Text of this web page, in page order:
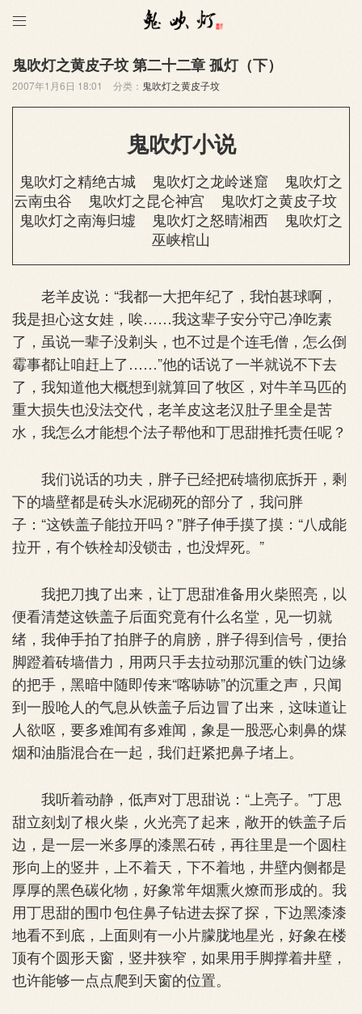

鬼吹灯之黄皮子坟 第二十二章 孤灯（下）
2007年1月6日 18:01 分类： 鬼吹灯之黄皮子坟
鬼吹灯小说
鬼吹灯之精绝古城 鬼吹灯之龙岭迷窟
鬼吹灯之
云南虫谷
鬼吹灯之昆仑神宫
鬼吹灯之黄皮子坟
鬼吹灯之南海归墟
鬼吹灯之怒晴湘西
鬼吹灯之
巫峡棺山
老羊皮说：“我都一大把年纪了，我怕甚球啊，
我是担心这女娃，唉……我这辈子安分守己净吃素
了，虽说一辈子没剃头，也不过是个连毛僧，怎么倒
霉事都让咱赶上了……”他的话说了一半就说不下去
了，我知道他大概想到就算回了牧区，对牛羊马匹的
重大损失也没法交代，老羊皮这老汉肚子里全是苦
水，我怎么才能想个法子帮他和丁思甜推托责任呢？
我们说话的功夫，胖子已经把砖墙彻底拆开，剩
下的墙壁都是砖头水泥砌死的部分了，我问胖
子：“这铁盖子能拉开吗？”胖子伸手摸了摸：“八成能
拉开，有个铁栓却没锁击，也没焊死。”
我把刀拽了出来，让丁思甜准备用火柴照亮，以
便看清楚这铁盖子后面究竟有什么名堂，见一切就
绪，我伸手拍了拍胖子的肩膀，胖子得到信号，便抬
脚蹬着砖墙借力，用两只手去拉动那沉重的铁门边缘
的把手，黑暗中随即传来“喀哧哧”的沉重之声，只闻
到一股呛人的气息从铁盖子后边冒了出来，这味道让
人欲呕，要多难闻有多难闻，象是一股恶心刺鼻的煤
烟和油脂混合在一起，我们赶紧把鼻子堵上。
我听着动静，低声对丁思甜说：“上亮子。”丁思
甜立刻划了根火柴，火光亮了起来，敞开的铁盖子后
边，是一层一米多厚的漆黑石砖，再往里是一个圆柱
形向上的竖井，上不着天，下不着地，井壁内侧都是
厚厚的黑色碳化物，好象常年烟熏火燎而形成的。我
用丁思甜的围巾包住鼻子钻进去探了探，下边黑漆漆
地看不到底，上面则有一小片朦胧地星光，好象在楼
顶有个圆形天窗，竖井狭窄，如果用手脚撑着井壁，
也许能够一点点爬到天窗的位置。